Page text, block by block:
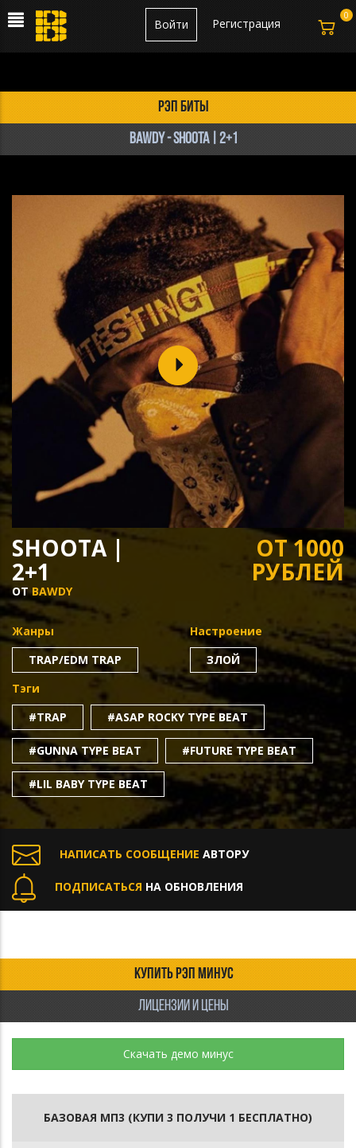
Регистрация
Войти
рэп биты
BAWDY - SHOOTA | 2+1
SHOOTA |
2+1
ОТBAWDY
ОТ 1000
РУБЛЕЙ
Жанры
TRAP/EDM TRAP
Настроение
ЗЛОЙ
Тэги
#TRAP
#ASAP ROCKY TYPE BEAT
#GUNNA TYPE BEAT #FUTURE TYPE BEAT
#LIL BABY TYPE BEAT
НАПИСАТЬ СООБЩЕНИЕ АВТОРУ
ПОДПИСАТЬСЯ НА ОБНОВЛЕНИЯ
КУПИТЬ РЭП МИНУС
ЛИЦЕНЗИИ И ЦЕНЫ
Скачать демо минус
БАЗОВАЯ МП3 (КУПИ 3 ПОЛУЧИ 1 БЕСПЛАТНО)
0